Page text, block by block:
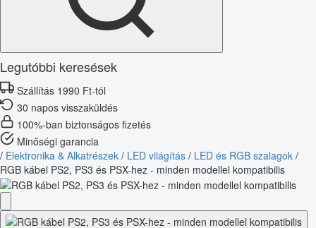
Legutóbbi keresések
Szállítás 1990 Ft-tól
30 napos visszaküldés
100%-ban biztonságos fizetés
Minőségi garancia
/ Elektronika & Alkatrészek / LED világítás / LED és RGB szalagok /
RGB kábel PS2, PS3 és PSX-hez - minden modellel kompatibilis